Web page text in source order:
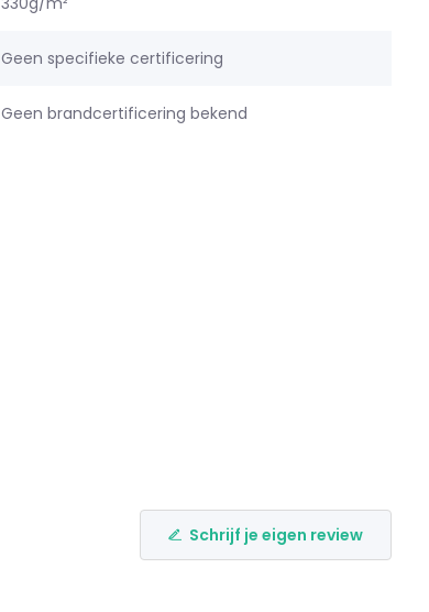
Geen specifieke certificering
Geen brandcertificering bekend
Schrijf je eigen review